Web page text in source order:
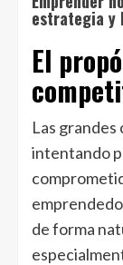
estrategia y
El
Las
intentando
de forma